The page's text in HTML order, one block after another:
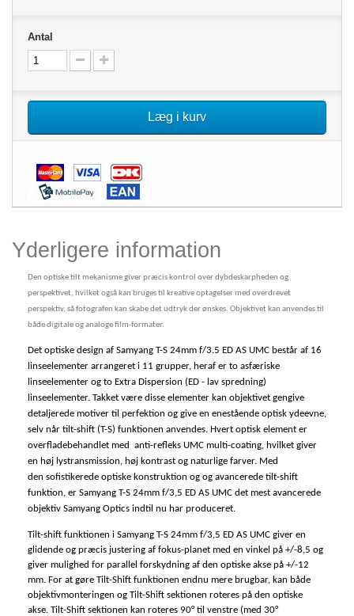
Antal
Læg i kurv
Yderligere information
Den optiske tilt mekanisme giver præcis kontrol over dybdeskarpheden og
perspektivet, hvilket også kan bruges til kreative optagelser med overdrevet
perspektiv, så fotografen kan skabe det udtryk der ønskes. Objektivet kan anvendes til
både digitale og analoge film-formater.
Det optiske design af Samyang T-S 24mm f/3.5 ED AS UMC består af 16
linseelementer arrangeret i 11 grupper, heraf er to asfæriske
linseelementer og to Extra Dispersion (ED - lav spredning)
linseelementer. Takket være disse elementer kan objektivet gengive
detaljerede motiver til perfektion og give en enestående optisk ydeevne,
selv når tilt-shift (T-S) funktionen anvendes. Hvert optisk element er
overfladebehandlet med anti-refleks UMC multi-coating, hvilket giver
en høj lystransmission, høj kontrast og naturlige farver. Med
den sofistikerede optiske konstruktion og og avancerede tilt-shift
funktion, er Samyang T-S 24mm f/3,5 ED AS UMC det mest avancerede
objektiv Samyang Optics indtil nu har produceret.
Tilt-shift funktionen i Samyang T-S 24mm f/3,5 ED AS UMC giver en
glidende og præcis justering af fokus-planet med en vinkel på +/-8,5 og
giver mulighed for parallel forskydning af den optiske akse på +/-12
mm. For at gøre Tilt-Shift funktionen endnu mere brugbar, kan både
objektivmonteringen og Tilt-Shift sektionen roteres på den optiske
akse. Tilt-Shift sektionen kan roteres 90° til venstre (med 30°